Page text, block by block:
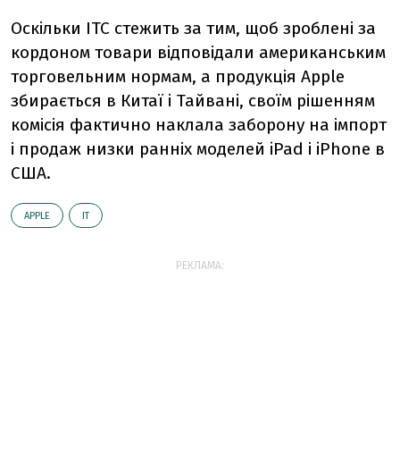
Оскільки ITC стежить за тим, щоб зроблені за
кордоном товари відповідали американським
торговельним нормам, а продукція Apple
збирається в Китаї і Тайвані, своїм рішенням
комісія фактично наклала заборону на імпорт
і продаж низки ранніх моделей iPad і iPhone в
США.
АPPLE ІТ
РЕКЛАМА: